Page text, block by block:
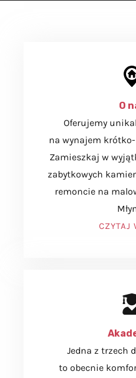
O
Oferujemy
na wynajem
Zamieszkaj w
zabytkowych
remoncie na
CZYTAJ
Jedna z trzech
to obecnie